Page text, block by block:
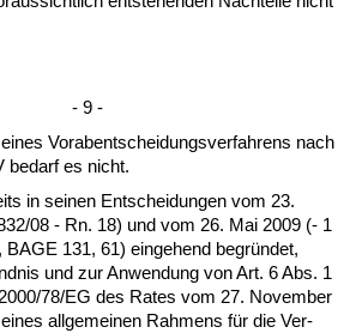
- 9 -
Vor­ab­ent­schei­dungs­ver­fah­rens nach
be­darf es nicht.
in sei­nen Ent­schei­dun­gen vom 23.
08 - Rn. 18) und vom 26. Mai 2009 (- 1
131, 61) ein­ge­hend be­gründet,
und zur An­wen­dung von Art. 6 Abs. 1
78/EG des Ra­tes vom 27. No­vem­ber
all­ge­mei­nen Rah­mens für die Ver­